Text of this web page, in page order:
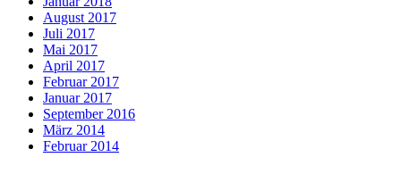
August 2017
Juli 2017
Mai 2017
April 2017
Februar 2017
Januar 2017
September 2016
März 2014
Februar 2014